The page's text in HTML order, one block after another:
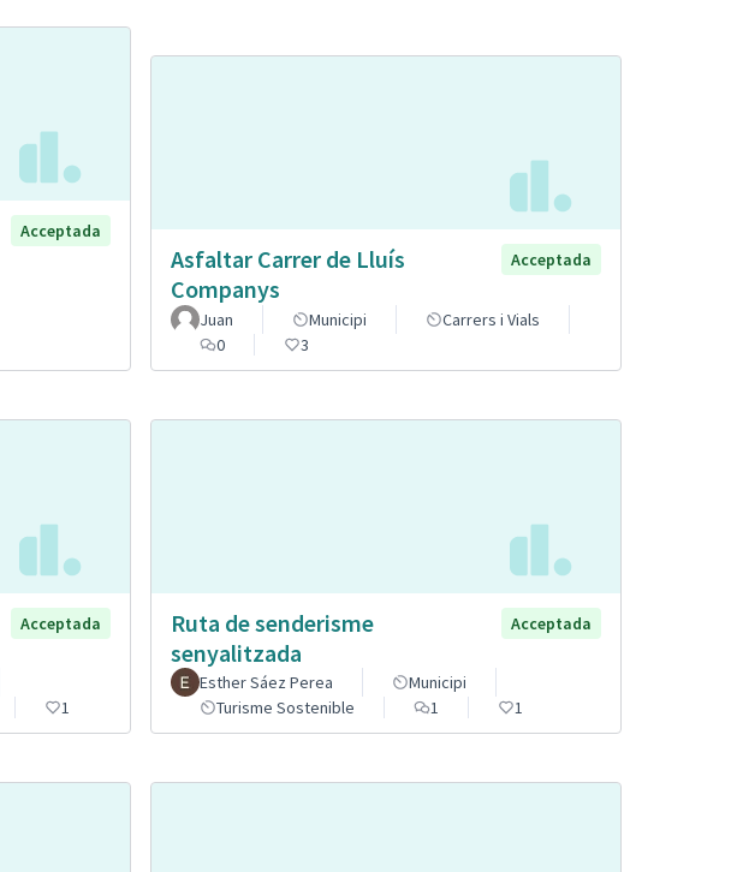
Acceptada
Asfaltar Carrer de Lluís
Companys
Acceptada
Juan Municipi
Carrers i Vials
0
3
Acceptada
1
Ruta de senderisme
senyalitzada
Acceptada
Esther Sáez Perea
Municipi
Turisme Sostenible
1 1